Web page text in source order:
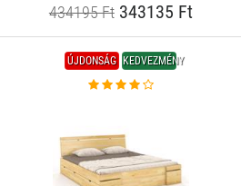
434195 Ft343135 Ft
ÚJDONSÁG KEDVEZMÉNY